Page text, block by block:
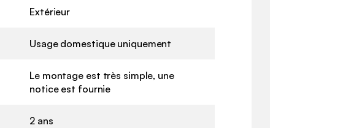
Extérieur
Usage domestique uniquement
Le montage est très simple, une
notice est fournie
2 ans